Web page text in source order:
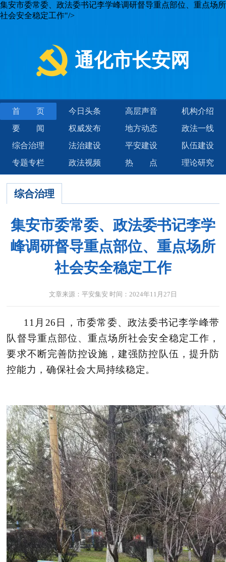
集安市委常委、政法委书记李学峰调研督导重点部位、重点场所
社会安全稳定工作"/>
通化市长安网
首页 今日头条 高层声音
机构介绍
要闻
权威发布 地方动态
政法一线
综合治理
法治建设 平安建设
队伍建设
专题专栏
政法视频 热点 理论研究
综合治理
集安市委常委、政法委书记李学
峰调研督导重点部位、重点场所
社会安全稳定工作
文章来源： 平安集安 时间： 2024年11月27日
11月26日，市委常委、政法委书记李学峰带
队督导重点部位、重点场所社会安全稳定工作，
要求不断完善防控设施，建强防控队伍，提升防
控能力，确保社会大局持续稳定。